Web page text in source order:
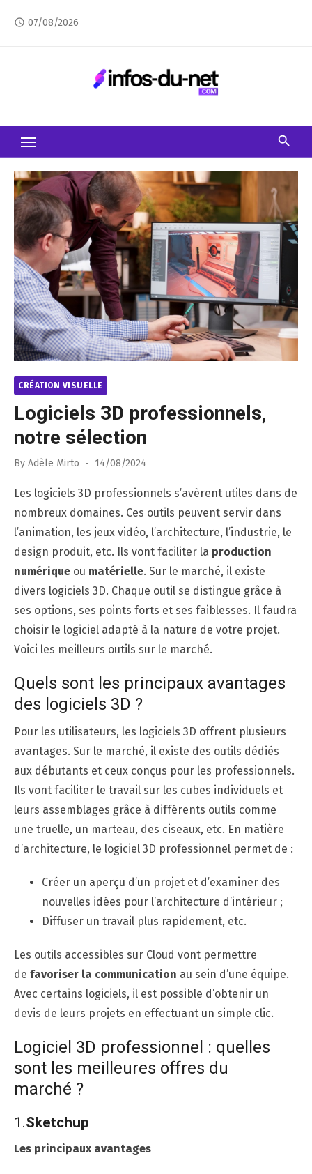
access_time 07/08/2026
CRÉATION VISUELLE
Logiciels 3D professionnels,
notre sélection
By Adèle Mirto
Posted
14/08/2024
Les logiciels 3D professionnels s’avèrent utiles dans de
nombreux domaines. Ces outils peuvent servir dans
l’animation, les jeux vidéo, l’architecture, l’industrie, le
design produit, etc. Ils vont faciliter la production
numérique ou matérielle. Sur le marché, il existe
divers logiciels 3D. Chaque outil se distingue grâce à
ses options, ses points forts et ses faiblesses. Il faudra
choisir le logiciel adapté à la nature de votre projet.
Voici les meilleurs outils sur le marché.
Quels sont les principaux avantages
des logiciels 3D ?
Pour les utilisateurs, les logiciels 3D offrent plusieurs
avantages. Sur le marché, il existe des outils dédiés
aux débutants et ceux conçus pour les professionnels.
Ils vont faciliter le travail sur les cubes individuels et
leurs assemblages grâce à différents outils comme
une truelle, un marteau, des ciseaux, etc. En matière
d’architecture, le logiciel 3D professionnel permet de :
Créer un aperçu d’un projet et d’examiner des
nouvelles idées pour l’architecture d’intérieur ;
Diffuser un travail plus rapidement, etc.
Les outils accessibles sur Cloud vont permettre
de favoriser la communication au sein d’une équipe.
Avec certains logiciels, il est possible d’obtenir un
devis de leurs projets en effectuant un simple clic.
Logiciel 3D professionnel : quelles
sont les meilleures offres du
marché ?
1.Sketchup
Les principaux avantages